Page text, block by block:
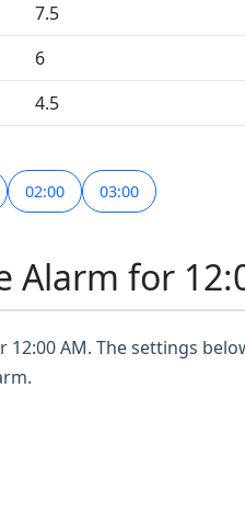
7.5
6
4.5
02:00 03:00
Alarm for
AM. The settings